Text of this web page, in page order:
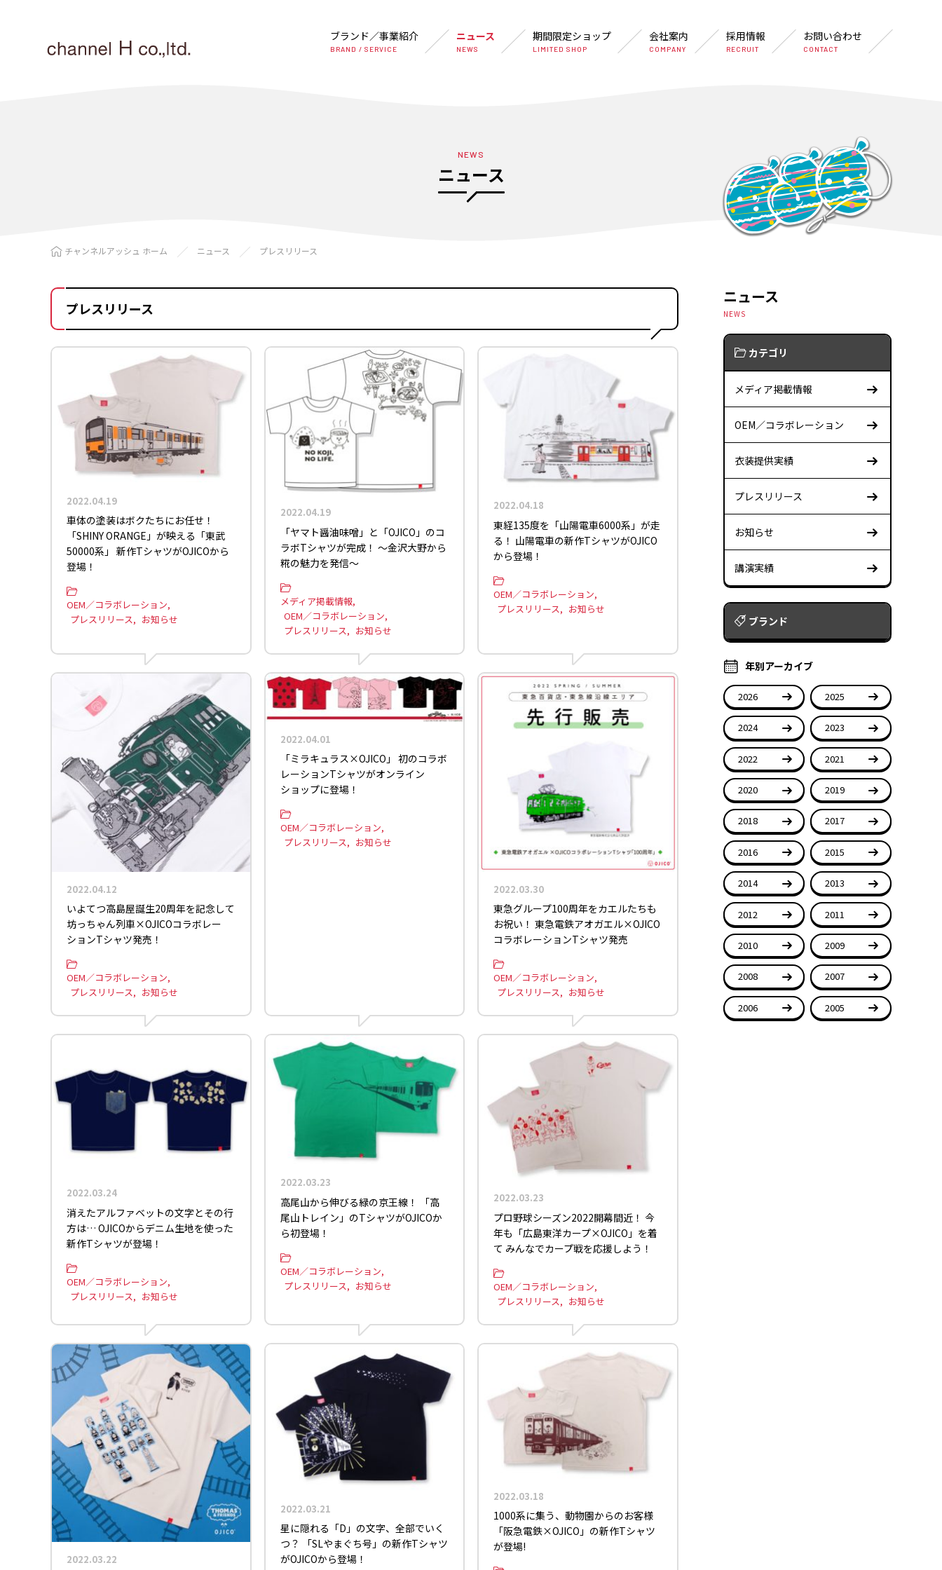
ブランド／事業紹介
BRAND / SERVICE
ニュース
NEWS
期間限定ショップ
LIMITED SHOP
会社案内
COMPANY
採用情報
RECRUIT
お問い合わせ
CONTACT
NEWS
ニュース
チャンネルアッシュ ホーム ニュース プレスリリース
プレスリリース
2022.04.19
車体の塗装はボクたちにお任せ！
「SHINY ORANGE」が映える「東武
50000系」 新作TシャツがOJICOから
登場！
OEM／コラボレーション
プレスリリース
お知らせ
2022.04.19
「ヤマト醤油味噌」と「OJICO」のコ
ラボTシャツが完成！ ～金沢大野から
糀の魅力を発信～
メディア掲載情報
OEM／コラボレーション
プレスリリース
お知らせ
2022.04.18
東経135度を「山陽電車6000系」が走
る！ 山陽電車の新作TシャツがOJICO
から登場！
OEM／コラボレーション
プレスリリース
お知らせ
2022.04.12
いよてつ高島屋誕生20周年を記念して
坊っちゃん列車×OJICOコラボレー
ションTシャツ発売！
OEM／コラボレーション
プレスリリース
お知らせ
2022.04.01
「ミラキュラス×OJICO」 初のコラボ
レーションTシャツがオンライン
ショップに登場！
OEM／コラボレーション
プレスリリース
お知らせ
2022.03.30
東急グループ100周年をカエルたちも
お祝い！ 東急電鉄アオガエル×OJICO
コラボレーションTシャツ発売
OEM／コラボレーション
プレスリリース
お知らせ
2022.03.24
消えたアルファベットの文字とその行
方は… OJICOからデニム生地を使った
新作Tシャツが登場！
OEM／コラボレーション
プレスリリース
お知らせ
2022.03.23
高尾山から伸びる緑の京王線！ 「高
尾山トレイン」のTシャツがOJICOか
ら初登場！
OEM／コラボレーション
プレスリリース
お知らせ
2022.03.23
プロ野球シーズン2022開幕間近！ 今
年も「広島東洋カープ×OJICO」を着
て みんなでカープ戦を応援しよう！
OEM／コラボレーション
プレスリリース
お知らせ
2022.03.22
2022.03.21
星に隠れる「D」の文字、全部でいく
つ？ 「SLやまぐち号」の新作Tシャツ
がOJICOから登場！
2022.03.18
1000系に集う、動物園からのお客様
「阪急電鉄×OJICO」の新作Tシャツ
が登場!
ニュース
NEWS
カテゴリ
メディア掲載情報
OEM／コラボレーション
衣装提供実績
プレスリリース
お知らせ
講演実績
ブランド
年別アーカイブ
2026 2025
2024 2023
2022 2021
2020 2019
2018 2017
2016 2015
2014 2013
2012 2011
2010 2009
2008 2007
2006 2005